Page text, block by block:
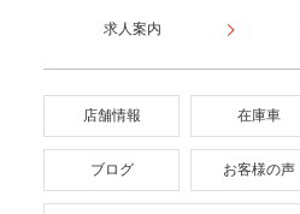
求人案内
店舗情報 在庫車
ブログ お客様の声